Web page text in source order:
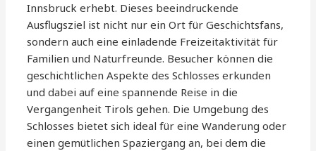
Innsbruck erhebt. Dieses beeindruckende
Ausflugsziel ist nicht nur ein Ort für Geschichtsfans,
sondern auch eine einladende Freizeitaktivität für
Familien und Naturfreunde. Besucher können die
geschichtlichen Aspekte des Schlosses erkunden
und dabei auf eine spannende Reise in die
Vergangenheit Tirols gehen. Die Umgebung des
Schlosses bietet sich ideal für eine Wanderung oder
einen gemütlichen Spaziergang an, bei dem die